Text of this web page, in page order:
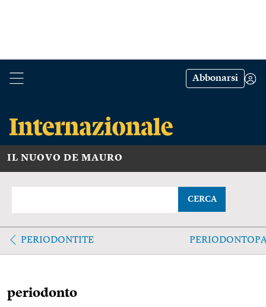
Abbonarsi
IL NUOVO DE MAURO
CERCA
PERIODONTITE
periodonto